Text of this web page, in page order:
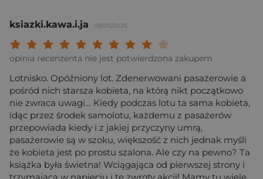
ksiazki.kawa.i.ja 08/05/2025
Twoja ocena:
Twoja ocena: Wybitna 9/
Twoja ocena: Rewelacyjna 8/
Twoja ocena: Bardzo dobra 7/10"
Twoja ocena: Dobra 6/10"
Twoja ocena: Przeciętna 5/10"
Twoja ocena: Może być 4/10"
Twoja ocena: Słaba 3/10"
Twoja ocena: Bardzo słaba 2/10"
Twoja ocena: Beznadziejna 1/10"
opinia recenzenta nie jest potwierdzona zakupem
Lotnisko. Opóźniony lot. Zdenerwowani pasażerowie a
pośród nich starsza kobieta, na którą nikt początkowo
nie zwraca uwagi… Kiedy podczas lotu ta sama kobieta,
idąc przez środek samolotu, każdemu z pasażerów
przepowiada kiedy i z jakiej przyczyny umrą,
pasażerowie są w szoku, większość z nich jednak myśli
że kobieta jest po prostu szalona. Ale czy na pewno? Ta
książka była świetna! Wciągająca od pierwszej strony i